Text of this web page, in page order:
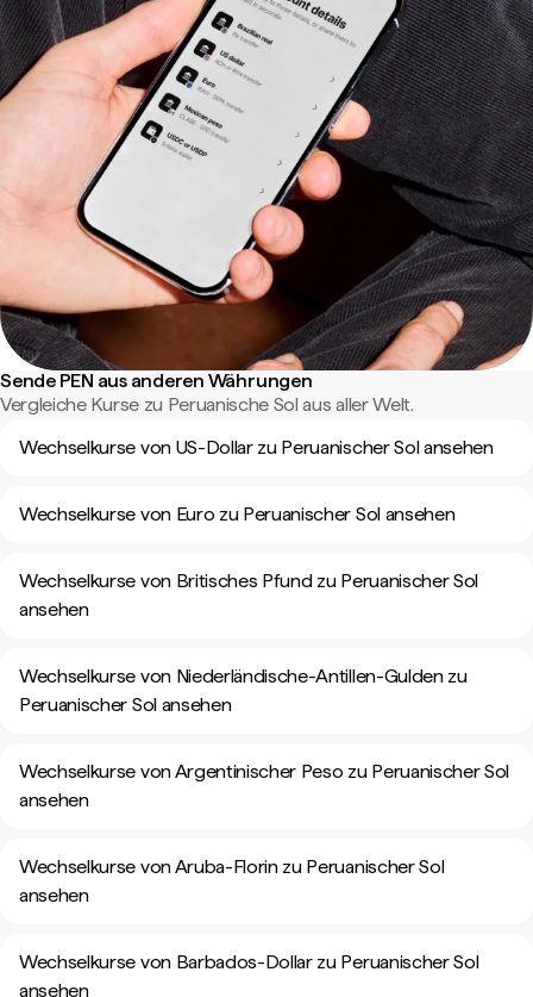
Sende PEN aus anderen Währungen
Vergleiche Kurse zu Peruanische Sol aus aller Welt.
Wechselkurse von US-Dollar zu Peruanischer Sol ansehen
Wechselkurse von Euro zu Peruanischer Sol ansehen
Wechselkurse von Britisches Pfund zu Peruanischer Sol
ansehen
Wechselkurse von Niederländische-Antillen-Gulden zu
Peruanischer Sol ansehen
Wechselkurse von Argentinischer Peso zu Peruanischer Sol
ansehen
Wechselkurse von Aruba-Florin zu Peruanischer Sol
ansehen
Wechselkurse von Barbados-Dollar zu Peruanischer Sol
ansehen